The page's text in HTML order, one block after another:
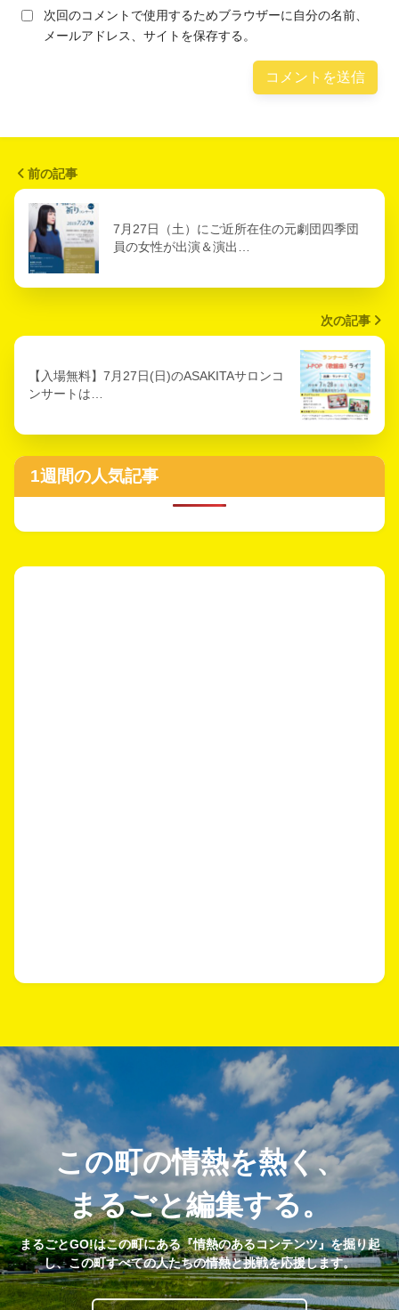
次回のコメントで使用するためブラウザーに自分の名前、
メールアドレス、サイトを保存する。
前の記事
7月27日（土）にご近所在住の元劇団四季団
員の女性が出演＆演出…
次の記事
【入場無料】7月27日(日)のASAKITAサロンコ
ンサートは…
1週間の人気記事
この町の情熱を熱く、
まるごと編集する。
まるごとGO!はこの町にある『情熱のあるコンテンツ』を掘り起
し、この町すべての人たちの情熱と挑戦を応援します。